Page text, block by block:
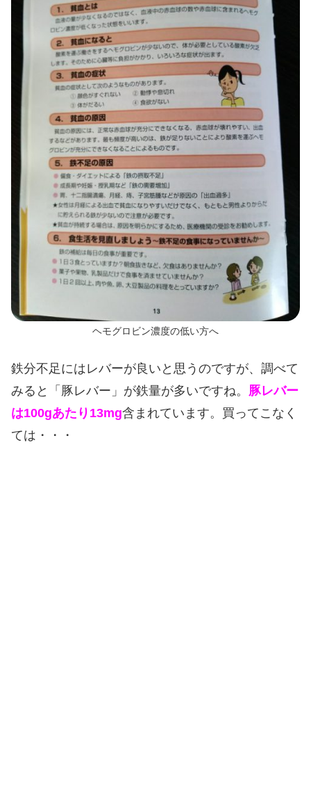
ヘモグロビン濃度の低い方へ
鉄分不足にはレバーが良いと思うのですが、調べて
みると「豚レバー」が鉄量が多いですね。 豚レバー
は100gあたり13mg含まれています。買ってこなく
ては・・・